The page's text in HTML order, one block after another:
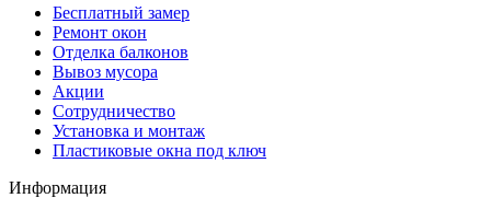
Бесплатный замер
Ремонт окон
Отделка балконов
Вывоз мусора
Акции
Сотрудничество
Установка и монтаж
Пластиковые окна под ключ
Информация